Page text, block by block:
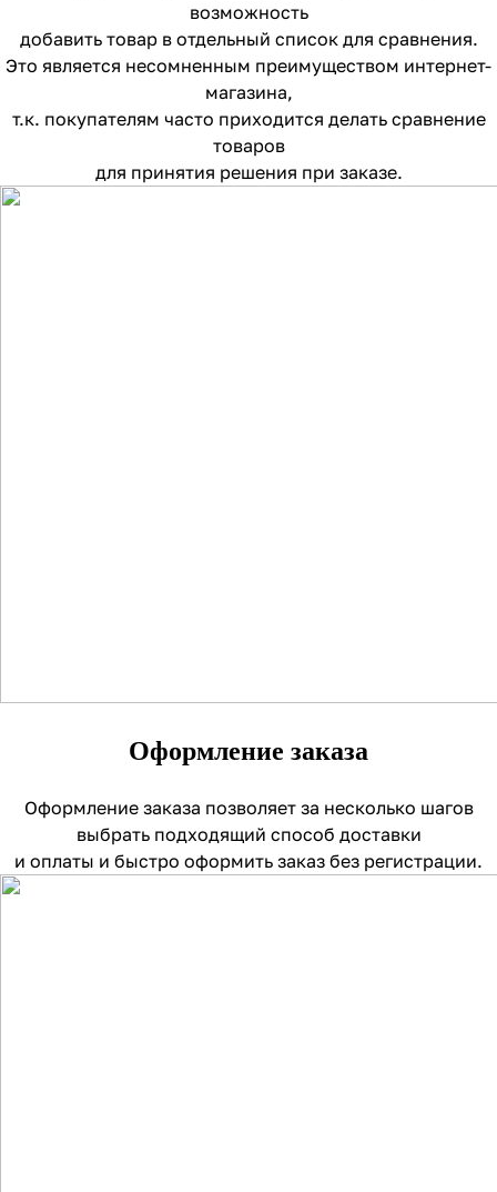
возможность
добавить товар в отдельный список для сравнения.
Это является несомненным преимуществом интернет-
магазина,
т.к. покупателям часто приходится делать сравнение
товаров
для принятия решения при заказе.
Оформление заказа
Оформление заказа позволяет за несколько шагов
выбрать подходящий способ доставки
и оплаты и быстро оформить заказ без регистрации.